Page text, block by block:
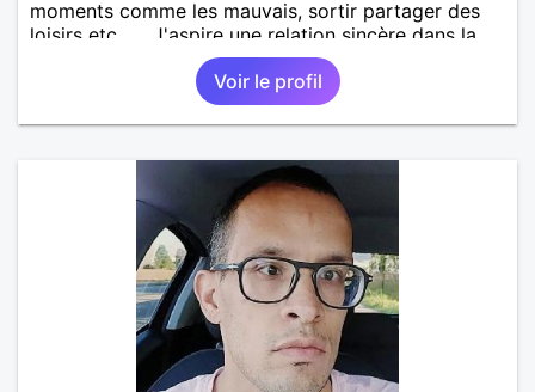
moments comme les mauvais, sortir partager des
loisirs etc.... . J'aspire une relation sincère dans la
Voir le profil